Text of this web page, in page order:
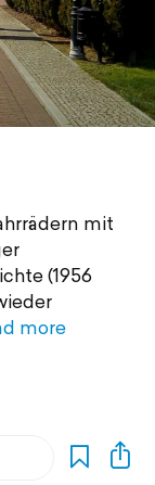
mit
(1956
more